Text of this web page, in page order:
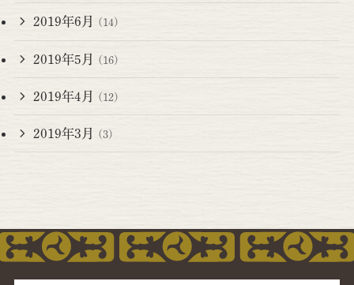
2019年6月 (14)
2019年5月 (16)
2019年4月 (12)
2019年3月 (3)